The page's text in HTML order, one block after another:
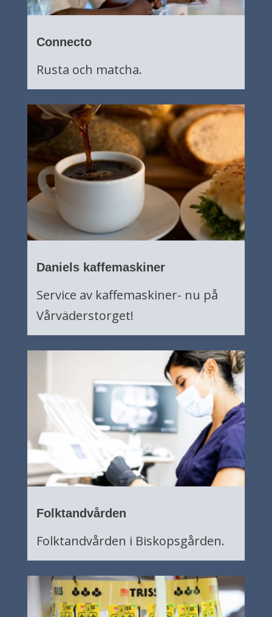
Connecto
Rusta och matcha.
Daniels kaffemaskiner
Service av kaffemaskiner- nu på
Vårväderstorget!
Folktandvården
Folktandvården i Biskopsgården.